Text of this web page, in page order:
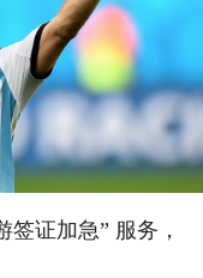
证加急” 服务，